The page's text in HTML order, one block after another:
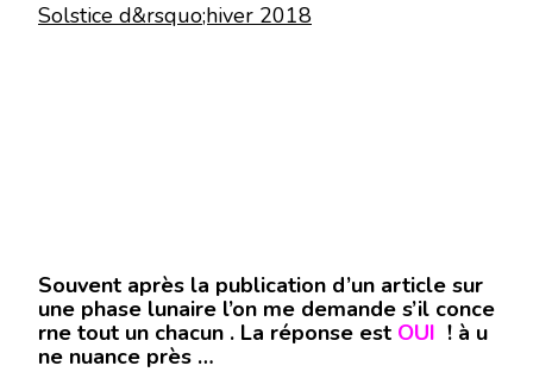
Solstice d&rsquo;hiver 2018
Souvent après la publication d’un article sur
une phase lunaire l’on me demande s’il conce
rne tout un chacun . La réponse est OUI ! à u
ne nuance près …